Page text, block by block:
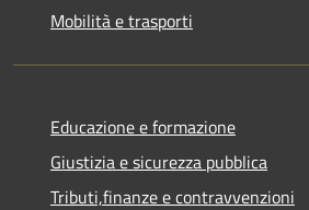
Mobilità e trasporti
Educazione e formazione
Giustizia e sicurezza pubblica
Tributi,finanze e contravvenzioni